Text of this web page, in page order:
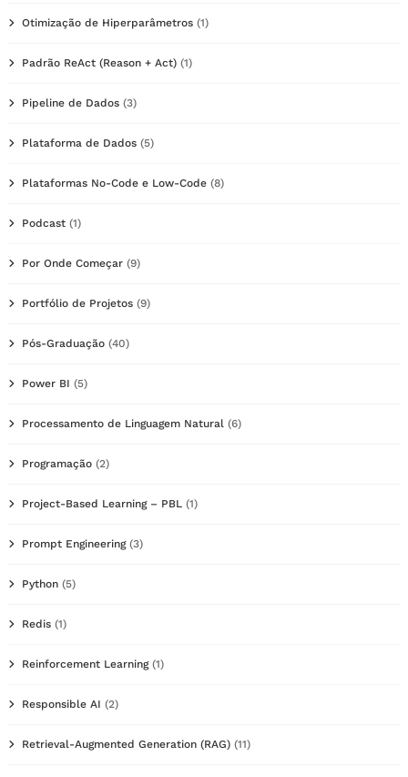
Otimização de Hiperparâmetros (1)
Padrão ReAct (Reason + Act) (1)
Pipeline de Dados (3)
Plataforma de Dados (5)
Plataformas No-Code e Low-Code (8)
Podcast (1)
Por Onde Começar (9)
Portfólio de Projetos (9)
Pós-Graduação (40)
Power BI (5)
Processamento de Linguagem Natural (6)
Programação (2)
Project-Based Learning – PBL (1)
Prompt Engineering(3)
Python (5)
Redis (1)
Reinforcement Learning(1)
Responsible AI (2)
Retrieval-Augmented Generation (RAG) (11)